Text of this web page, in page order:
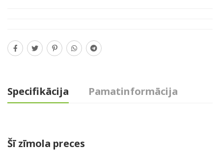
Specifikācija Pamatinformācija
Šī zīmola preces